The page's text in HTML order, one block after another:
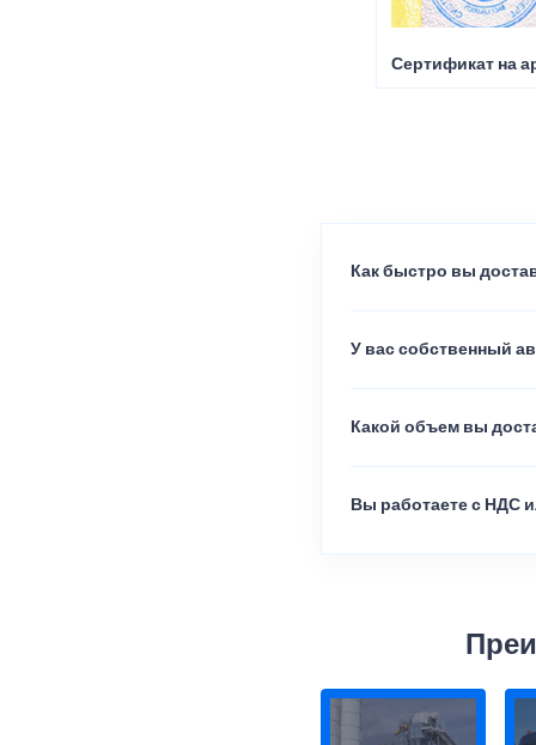
Сертификат на
Как быстро вы
У вас собственный
Какой объем вы
Вы работаете с НДС